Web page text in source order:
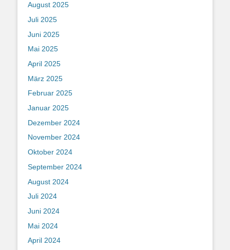
August 2025
Juli 2025
Juni 2025
Mai 2025
April 2025
März 2025
Februar 2025
Januar 2025
Dezember 2024
November 2024
Oktober 2024
September 2024
August 2024
Juli 2024
Juni 2024
Mai 2024
April 2024